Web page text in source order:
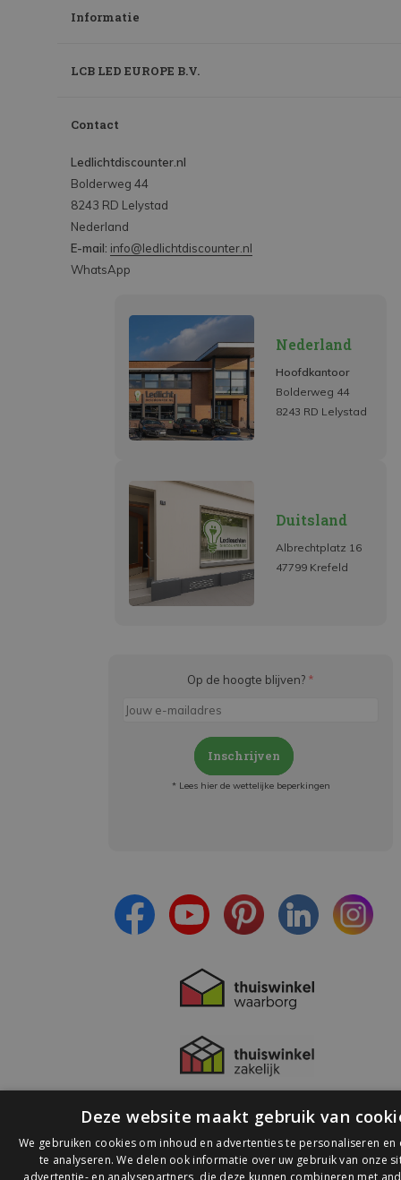
Informatie
LCB LED EUROPE B.V.
Contact
Ledlichtdiscounter.nl
Bolderweg 44
8243 RD Lelystad
Nederland
E-mail: info@ledlichtdiscounter.nl
WhatsApp
Nederland
Hoofdkantoor
Bolderweg 44
8243 RD Lelystad
Duitsland
Albrechtplatz 16
47799 Krefeld
Op de hoogte blijven? *
Inschrijven
* Lees hier de wettelijke beperkingen
Deze website maakt gebruik van
We gebruiken cookies om inhoud en advertenties te personaliseren en
te analyseren. We delen ook informatie over uw gebruik van onze
advertentie- en analysepartners, die deze kunnen combineren met